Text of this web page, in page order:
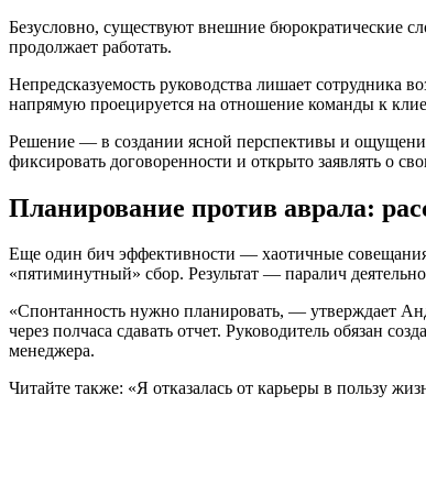
Безусловно, существуют внешние бюрократические
продолжает работать.
Непредсказуемость руководства лишает
напрямую проецируется на отношение команды к
Решение — в создании ясной перспективы и
фиксировать договоренности и открыто заявлять о
Планирование против аврала:
Еще один бич эффективности — хаотичные совещания
«пятиминутный» сбор. Результат — паралич
«Спонтанность нужно планировать, — утверждает
через полчаса сдавать отчет. Руководитель обязан
менеджера.
Читайте также: «Я отказалась от карьеры в пользу